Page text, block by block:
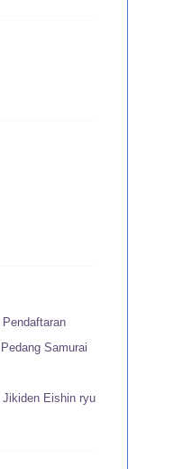
Samurai
Eishin ryu